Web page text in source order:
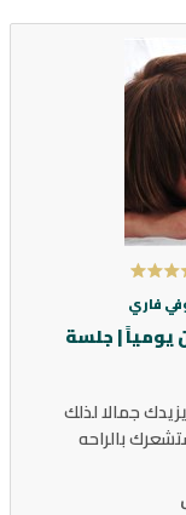
فاري
| وجبتين يومياً | جلسة
جمالا لذلك
بالراحه